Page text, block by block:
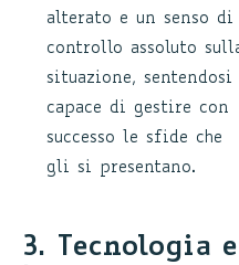
alterato e un senso di
controllo assoluto
situazione, sentendosi
capace di gestire con
successo le sfide che
gli si presentano.
3. Tecnologia e